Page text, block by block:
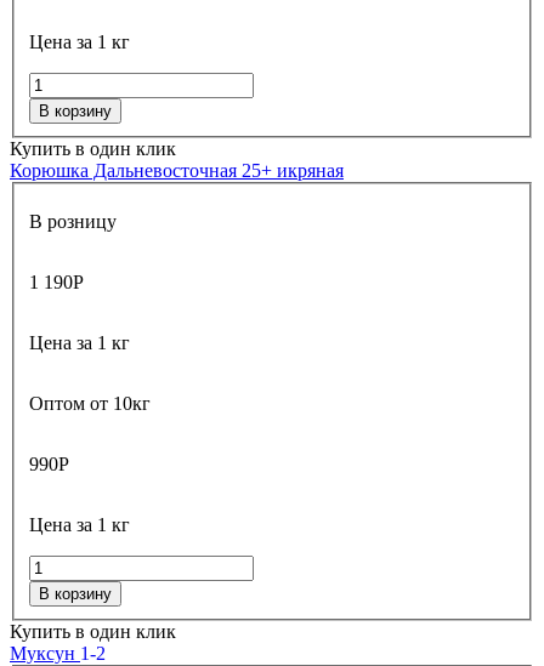
Цена за 1 кг
В корзину
Купить в один клик
Корюшка Дальневосточная 25+ икряная
В розницу
1 190Р
Цена за 1 кг
Оптом от 10кг
990Р
Цена за 1 кг
В корзину
Купить в один клик
Муксун 1-2